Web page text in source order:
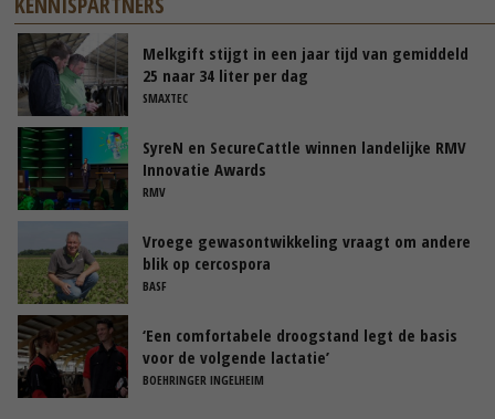
Melkgift stijgt in een jaar tijd van gemiddeld
25 naar 34 liter per dag
SMAXTEC
SyreN en SecureCattle winnen landelijke RMV
Innovatie Awards
RMV
Vroege gewasontwikkeling vraagt om andere
blik op cercospora
BASF
‘Een comfortabele droogstand legt de basis
voor de volgende lactatie’
BOEHRINGER INGELHEIM